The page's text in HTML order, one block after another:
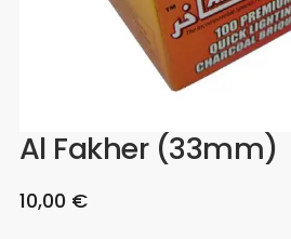
Al Fakher (33mm)
10,00 €